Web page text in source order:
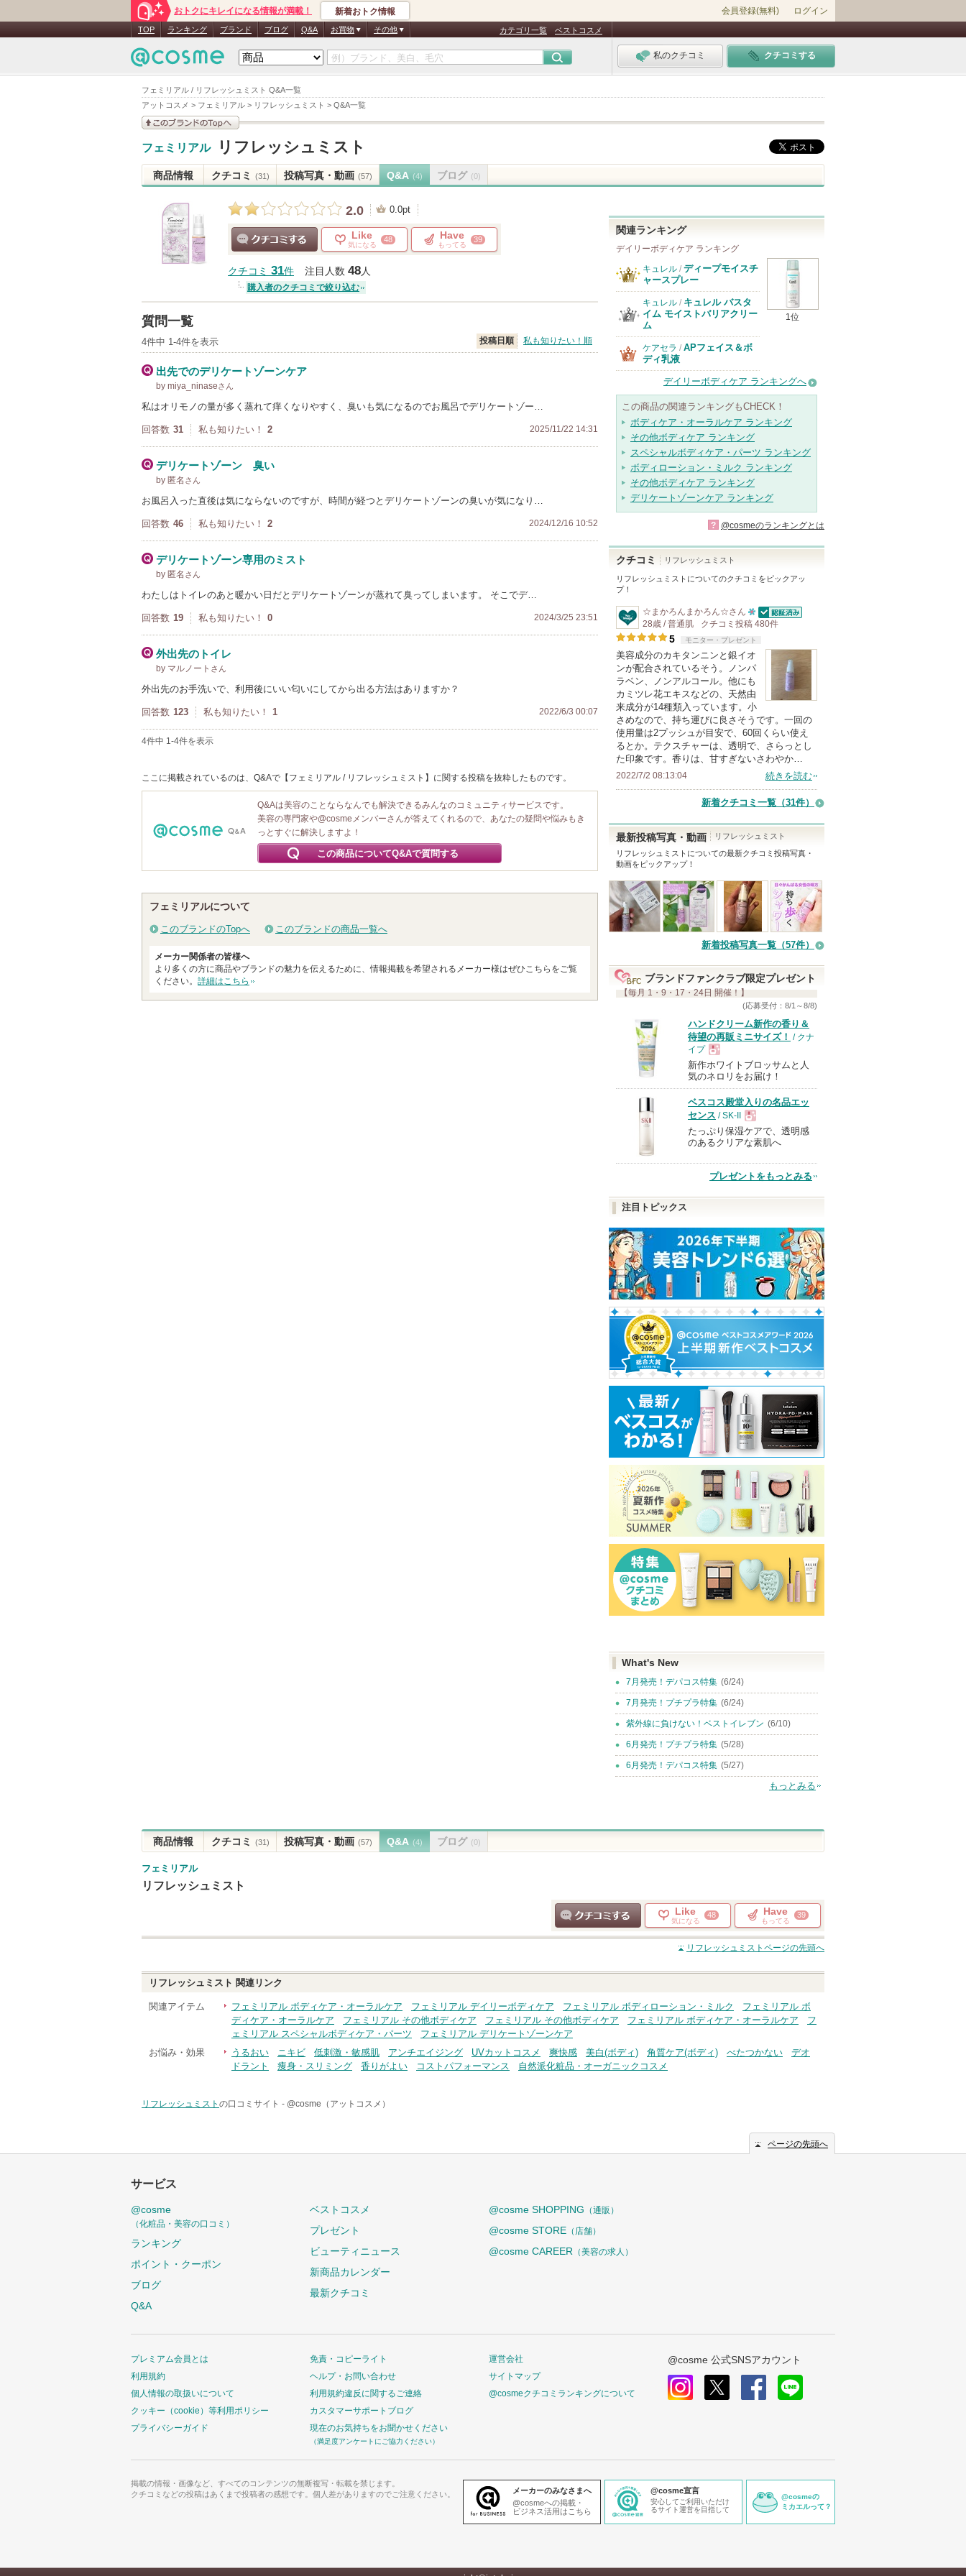
フェミリアル / リフレッシュミスト Q&A一覧
アットコスメ > フェミリアル > リフレッシュミスト > Q&A一覧
おトクにキレイになる情報が満載！ 新着おトク情報 会員登録(無料) ログイン
TOP ランキング ブランド ブログ Q&A お買物 その他 カテゴリ一覧 ベストコスメ
私のクチコミ クチコミする
このブランドの情報を
フェミリアル リフレッシュミスト
商品情報 クチコミ (31) 投稿写真・動画 (57) Q&A (4) ブログ (0)
2.0 0.0pt
Like
気になる
48 Have
もってる
39
クチコミ 31件 注目人数 48人
購入者のクチコミで絞り込む
質問一覧
4件中 1-4件を表示 投稿日順 私も知りたい！順
出先でのデリケートゾーンケア
by miya_ninaseさん
私はオリモノの量が多く蒸れて痒くなりやすく、臭いも気になるのでお風呂でデリケートゾー…
回答数 31 私も知りたい！ 2 2025/11/22 14:31
デリケートゾーン 臭い
by 匿名 さん
お風呂入った直後は気にならないのですが、時間が経つとデリケートゾーンの臭いが気になり…
回答数 46 私も知りたい！ 2 2024/12/16 10:52
デリケートゾーン専用のミスト
by 匿名 さん
わたしはトイレのあと暖かい日だとデリケートゾーンが蒸れて臭ってしまいます。 そこでデ…
回答数 19 私も知りたい！ 0 2024/3/25 23:51
外出先のトイレ
by マルノート さん
外出先のお手洗いで、利用後にいい匂いにしてから出る方法はありますか？
回答数 123 私も知りたい！ 1 2022/6/3 00:07
4件中 1-4件を表示
ここに掲載されているのは、Q&Aで【フェミリアル / リフレッシュミスト】に関する投稿を抜粋したものです。
Q&Aは美容のことならなんでも解決できるみんなのコミュニティサービスです。
美容の専門家や@cosmeメンバーさんが答えてくれるので、あなたの疑問や悩みもき
っとすぐに解決しますよ！
この商品についてQ&Aで質問する
フェミリアルについて
このブランドのTopへ このブランドの商品一覧へ
メーカー関係者の皆様へ
より多くの方に商品やブランドの魅力を伝えるために、情報掲載を希望されるメーカー様はぜひこちらをご覧
ください。 詳細はこちら
関連ランキング
デイリーボディケア ランキング
1位
キュレル / ディープモイスチ
ャースプレー
キュレル / キュレル バスタ
イム モイストバリアクリー
ム
ケアセラ / APフェイス＆ボ
ディ乳液
デイリーボディケア ランキングへ
この商品の関連ランキングもCHECK！
ボディケア・オーラルケア ランキング
その他ボディケア ランキング
スペシャルボディケア・パーツ ランキング
ボディローション・ミルク ランキング
その他ボディケア ランキング
デリケートゾーンケア ランキング
? @cosmeのランキングとは
クチコミ リフレッシュミスト
リフレッシュミスト についてのクチコミをピックアッ
プ！
☆まかろんまかろん☆さん
10
人
以
上
の
メ
ン
バ
ー
登
録
さ
れ
て
い
ま
す
認証済
28歳 / 普通肌 クチコミ投稿 480件
5 モニター・プレゼント
美容成分のカキタンニンと銀イオ
ンが配合されているそう。ノンパ
ラベン、ノンアルコール。他にも
カミツレ花エキスなどの、天然由
来成分が14種類入っています。小
さめなので、持ち運びに良さそうです。一回の
使用量は2プッシュが目安で、60回くらい使え
るとか。テクスチャーは、透明で、さらっとし
た印象です。香りは、甘すぎないさわやか…
2022/7/2 08:13:04 続きを読む
新着クチコミ一覧 （31件）
最新投稿写真・動画
リフレッシュミスト
リフレッシュミスト についての最新クチコミ投稿写真・
動画をピックアップ！
新着投稿写真一覧（57件）
ブランドファンクラブ限定プレゼント
【毎月 1・9・17・24日 開催！】
(応募受付：8/1～8/8)
ハンドクリーム新作の香り＆
待望の再販ミニサイズ！ / クナ
イプ
現
品
新作ホワイトブロッサムと人
気のネロリをお届け！
ベスコス殿堂入りの名品エッ
センス / SK-II
現
品
たっぷり保湿ケアで、透明感
のあるクリアな素肌へ
プレゼントをもっとみる
注目トピックス
What's New
7月発売！デパコス特集 (6/24)
7月発売！プチプラ特集 (6/24)
紫外線に負けない！ベストイレブン (6/10)
6月発売！プチプラ特集 (5/28)
6月発売！デパコス特集 (5/27)
もっとみる
商品情報 クチコミ (31) 投稿写真・動画 (57) Q&A (4) ブログ (0)
フェミリアル
リフレッシュミスト
クチコミする
Like
気になる
48 Have
もってる
39
リフレッシュミスト ページの先頭へ
リフレッシュミスト 関連リンク
関連アイテム フェミリアル ボディケア・オーラルケア フェミリアル デイリーボディケア フェミリアル ボディローション・ミルク
フェミリアル ボ
ディケア・オーラルケア
フェミリアル その他ボディケア フェミリアル その他ボディケア フェミリアル ボディケア・オーラルケア
フ
ェミリアル スペシャルボディケア・パーツ
フェミリアル デリケートゾーンケア
お悩み・効果
うるおい ニキビ 低刺激・敏感肌 アンチエイジング UVカットコスメ 爽快感 美白(ボディ) 角質ケア(ボディ) べたつかない
デオ
ドラント
痩身・スリミング 香りがよい コストパフォーマンス 自然派化粧品・オーガニックコスメ
リフレッシュミスト の口コミサイト - @cosme（アットコスメ）
ページの先頭へ
サービス
@cosme
（化粧品・美容の口コミ）
ランキング
ポイント・クーポン
ブログ
Q&A
ベストコスメ
プレゼント
ビューティニュース
新商品カレンダー
最新クチコミ
@cosme SHOPPING （通販）
@cosme STORE （店舗）
@cosme CAREER （美容の求人）
プレミアム会員とは
利用規約
個人情報の取扱いについて
クッキー（cookie）等利用ポリシー
プライバシーガイド
免責・コピーライト
ヘルプ・お問い合わせ
利用規約違反に関するご連絡
カスタマーサポートブログ
現在のお気持ちをお聞かせください
（満足度アンケートにご協力ください）
運営会社
サイトマップ
@cosmeクチコミランキングについて
@cosme 公式SNSアカウント
掲載の情報・画像など、すべてのコンテンツの無断複写・転載を禁じます。
クチコミなどの投稿はあくまで投稿者の感想です。個人差がありますのでご注意ください。
メーカーのみなさまへ
@cosmeへの掲載・
ビジネス活用はこちら
@cosme宣言
安心してご利用いただけ
るサイト運営を目指して
@cosmeの
ミカエルって？